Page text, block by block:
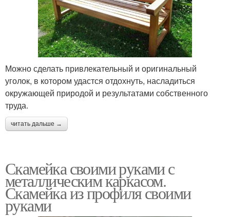
Можно сделать привлекательный и оригинальный
уголок, в котором удастся отдохнуть, насладиться
окружающей природой и результатами собственного
труда.
читать дальше →
Скамейка своими руками с
металлическим каркасом.
Скамейка из профиля своими
руками